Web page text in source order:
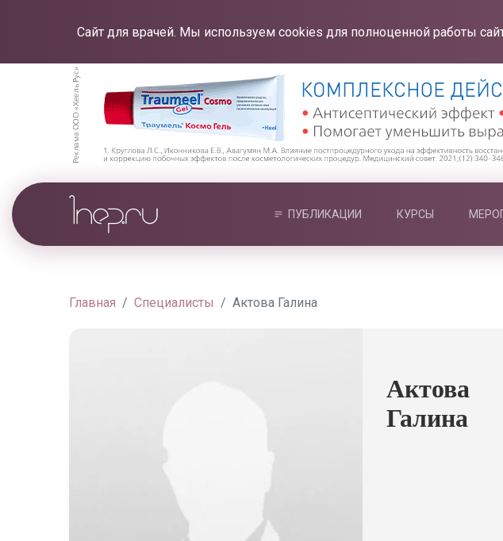
Сайт для врачей. Мы используем cookies для полноценной работы
ПУБЛИКАЦИИ КУРСЫ
Главная Специалисты Актова Галина
Актова
Галина